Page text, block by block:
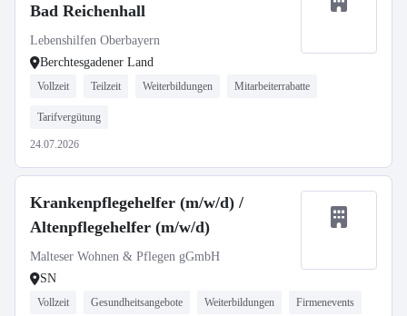
Bad Reichenhall
Lebenshilfen Oberbayern
Berchtesgadener Land
Vollzeit Teilzeit Weiterbildungen Mitarbeiterrabatte
Tarifvergütung
24.07.2026
Krankenpflegehelfer (m/w/d) /
Altenpflegehelfer (m/w/d)
Malteser Wohnen & Pflegen gGmbH
SN
Vollzeit Gesundheitsangebote Weiterbildungen Firmenevents